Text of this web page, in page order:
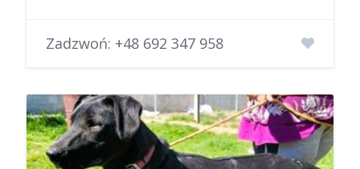
Zadzwoń: +48 692 347 958